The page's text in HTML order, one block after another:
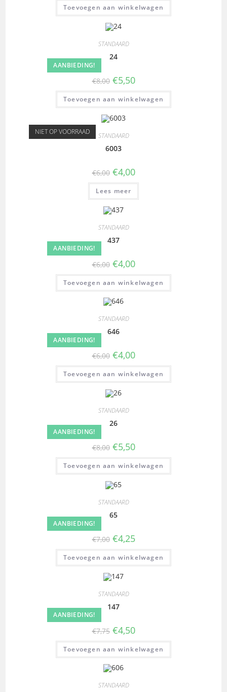
Toevoegen aan winkelwagen
AANBIEDING!
STANDAARD
24
€8,00 €5,50
Toevoegen aan winkelwagen
NIET OP VOORRAAD STANDAARD
6003
€6,00 €4,00
Lees meer
AANBIEDING!
STANDAARD
437
€6,00 €4,00
Toevoegen aan winkelwagen
AANBIEDING!
STANDAARD
646
€6,00 €4,00
Toevoegen aan winkelwagen
AANBIEDING!
STANDAARD
26
€8,00 €5,50
Toevoegen aan winkelwagen
AANBIEDING!
STANDAARD
65
€7,00 €4,25
Toevoegen aan winkelwagen
AANBIEDING!
STANDAARD
147
€7,75 €4,50
Toevoegen aan winkelwagen
STANDAARD